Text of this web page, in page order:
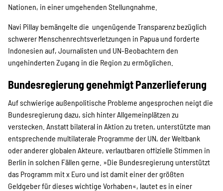
Nationen, in einer umgehenden Stellungnahme.
Navi Pillay bemängelte die ungenügende Transparenz bezüglich
schwerer Menschenrechtsverletzungen in Papua und forderte
Indonesien auf, Journalisten und UN-Beobachtern den
ungehinderten Zugang in die Region zu ermöglichen.
Bundesregierung genehmigt Panzerlieferung
Auf schwierige außenpolitische Probleme angesprochen neigt die
Bundesregierung dazu, sich hinter Allgemeinplätzen zu
verstecken. Anstatt bilateral in Aktion zu treten, unterstützte man
entsprechende multilaterale Programme der UN, der Weltbank
oder anderer globalen Akteure, verlautbaren offizielle Stimmen in
Berlin in solchen Fällen gerne. »Die Bundesregierung unterstützt
das Programm mit x Euro und ist damit einer der größten
Geldgeber für dieses wichtige Vorhaben«, lautet es in einer